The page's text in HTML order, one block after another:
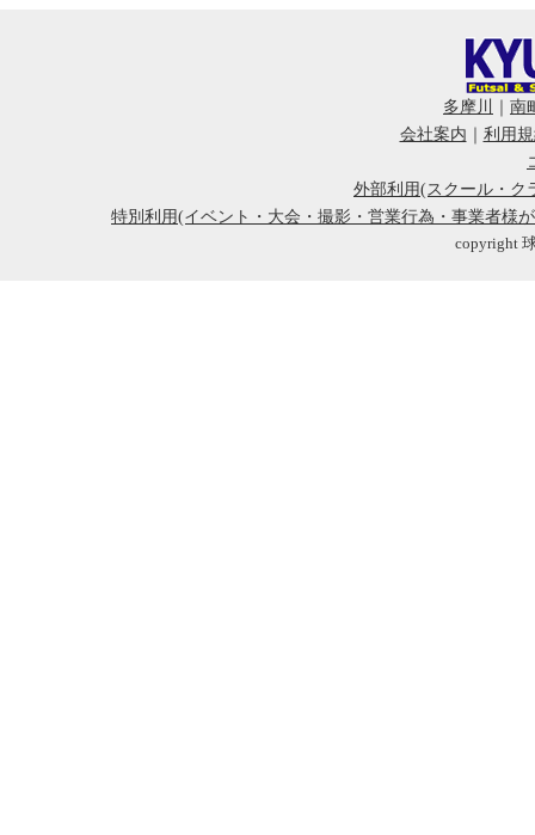
多摩川
南
会社案内
利用
外部利用(スクール・ク
特別利用(イベント・大会・撮影・営業行為・事業者様
copyright